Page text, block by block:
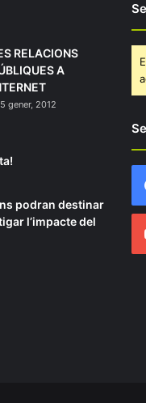
RELACIONS
A
5 gener, 2012
podran destinar
l’impacte del